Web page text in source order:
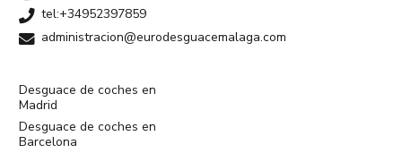
tel:+34952397859
administracion@eurodesguacemalaga.com
Desguace de coches en
Madrid
Desguace de coches en
Barcelona